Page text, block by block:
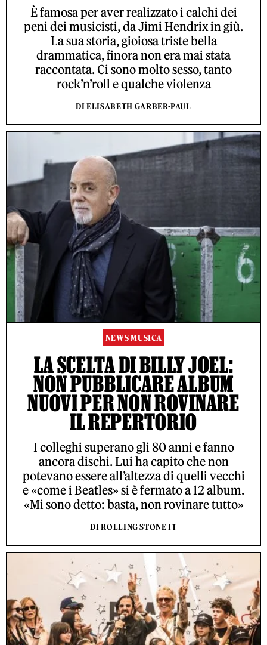
È famosa per aver realizzato i calchi dei
peni dei musicisti, da Jimi Hendrix in giù.
La sua storia, gioiosa triste bella
drammatica, finora non era mai stata
raccontata. Ci sono molto sesso, tanto
rock’n’roll e qualche violenza
DI ELISABETH GARBER-PAUL
NEWS MUSICA
LA SCELTA DI BILLY JOEL:
NON PUBBLICARE ALBUM
NUOVI PER NON ROVINARE
IL REPERTORIO
I colleghi superano gli 80 anni e fanno
ancora dischi. Lui ha capito che non
potevano essere all’altezza di quelli vecchi
e «come i Beatles» si è fermato a 12 album.
«Mi sono detto: basta, non rovinare tutto»
DI ROLLING STONE IT